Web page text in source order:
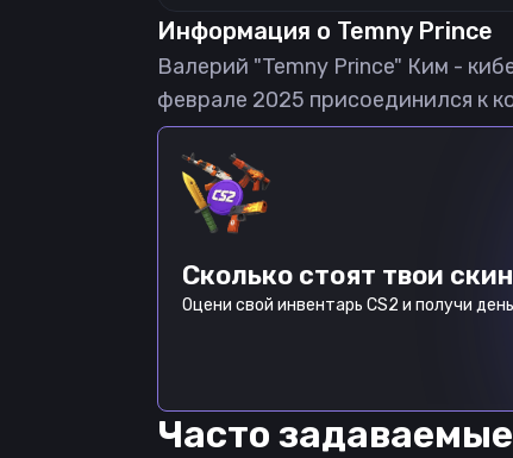
Информация о Temny Prince
Валерий "Temny Prince" Ким -
феврале 2025 присоединился к
Сколько стоят твои
Оцени свой инвентарь CS2 и получи
Часто